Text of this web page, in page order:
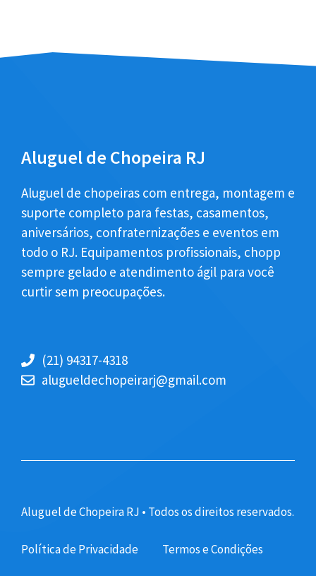
Aluguel de Chopeira RJ
Aluguel de chopeiras com entrega, montagem e
suporte completo para festas, casamentos,
aniversários, confraternizações e eventos em
todo o RJ. Equipamentos profissionais, chopp
sempre gelado e atendimento ágil para você
curtir sem preocupações.
(21) 94317-4318
alugueldechopeirarj@gmail.com
Aluguel de Chopeira RJ • Todos os direitos reservados.
Política de Privacidade Termos e Condições